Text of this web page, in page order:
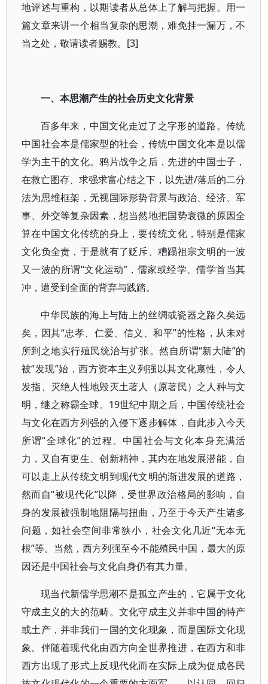
地评述与重构，以期读者从总体上了解与把握。用一
篇文章来讲一个相当复杂的思潮，难免挂一漏万，不
当之处，敬请读者赐教。[3]
一、本思潮产生的社会历史文化背景
百多年来，中国文化走过了之字形的道路。传统
中国社会本是儒家型的社会，传统中国文化本是以儒
学为主干的文化。鸦片战争之后，先进的中国士子，
在救亡图存、求强求富心结之下，以先进/落后的二分
法为思维框架，无视国际形势背景与政治、经济、军
事、外交等复杂因素，想当然地把国势衰微的原因全
算在中国文化传统的身上，要传统文化，特别是儒家
文化负全责，于是就有了贬斥、糟蹋祖宗文明的一波
又一波的所谓“文化运动”，儒家或经学、儒学首当其
冲，遭受到全面的背弃与践踏。
中华民族的海上与陆上的丝绸或瓷器之路久矣远
矣，因其“忠孝、仁爱、信义、和平”的性格，从未对
所到之地实行殖民统治与扩张。然自所谓“新大陆”的
被“发现”始，西方资本主义列强以其文化禀性，令人
发指、灭绝人性地毁灭土著人（原著民）之人种与文
明，继之称霸全球。19世纪中期之后，中国传统社会
与文化在西方列强的入侵下逐步解体，自此步入今天
所谓“全球化”的过程。中国社会与文化本身充满活
力，又自有更生、创新精神，其内在地发展潜能，自
可以走上从传统文明到现代文明的渐进发展的道路，
然而自“被现代化”以降，受世界政治格局的影响，自
身的发展被强制地阻隔与扭曲，乃至于今天产生诸多
问题，如社会空间非常狭小，社会文化几近“无本无
根”等。当然，西方列强至今不能殖民中国，最大的原
因还是中国社会与文化自身仍有其力量。
现当代新儒学思潮不是孤立产生的，它属于文化
守成主义的大的范畴。文化守成主义并非中国的特产
或土产，并非我们一国的文化现象，而是国际文化现
象。伴随着现代化由西方向全世界推进，在西方和非
西方出现了形式上反现代化而在实际上成为促成各民